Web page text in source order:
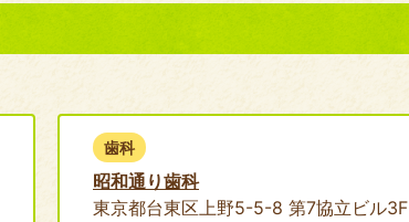
歯科
昭和通り歯科
東京都台東区上野5-5-8 第7協立ビル3F